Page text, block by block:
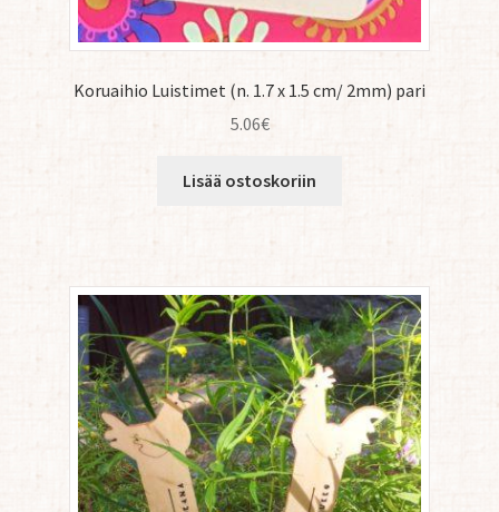
Koruaihio Luistimet (n. 1.7 x 1.5 cm/ 2mm) pari
5.06€
Lisää ostoskoriin